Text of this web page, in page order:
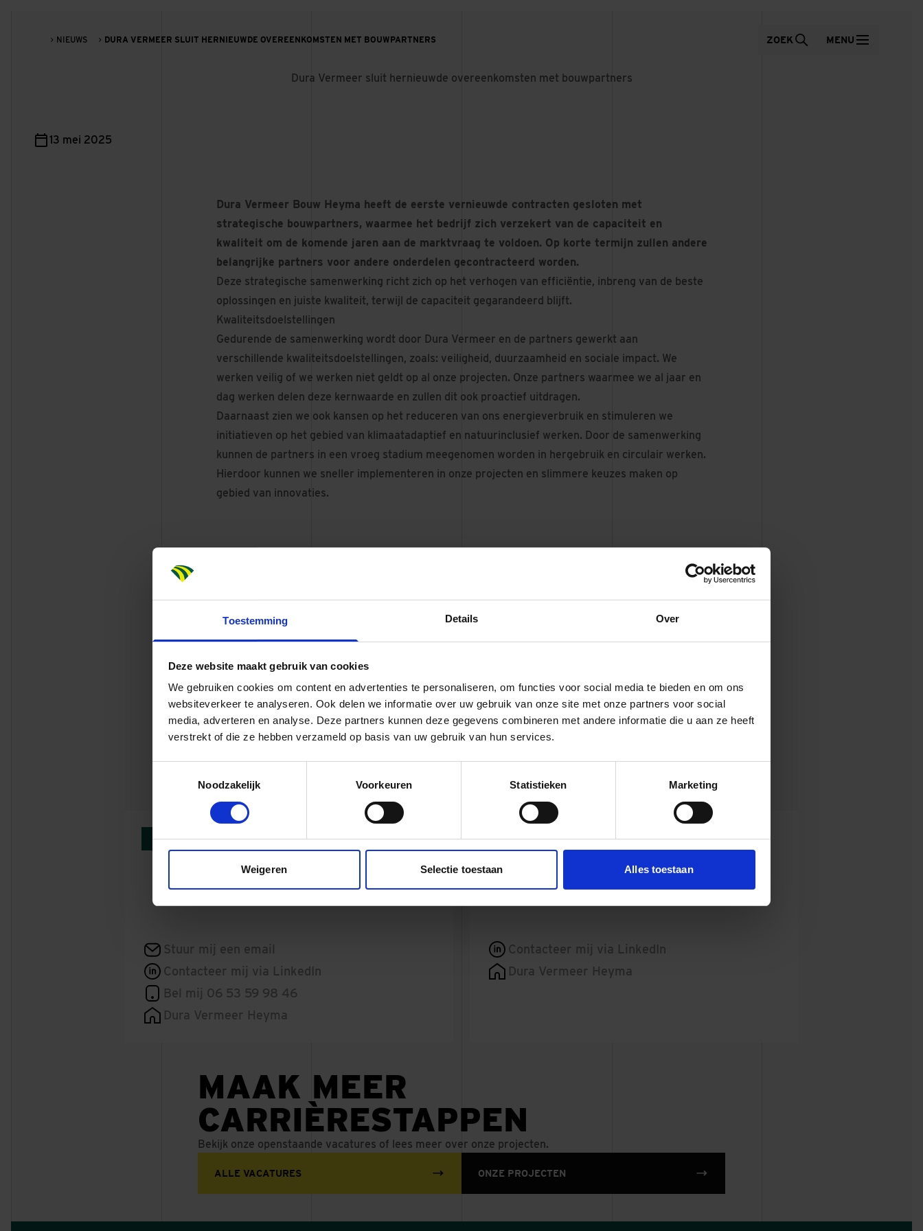
Toestemming Details Over
Deze website maakt gebruik van cookies
We gebruiken cookies om content en advertenties te personaliseren, om functies voor social media te bieden en om ons
websiteverkeer te analyseren. Ook delen we informatie over uw gebruik van onze site met onze partners voor social
media, adverteren en analyse. Deze partners kunnen deze gegevens combineren met andere informatie die u aan ze heeft
verstrekt of die ze hebben verzameld op basis van uw gebruik van hun services.
Noodzakelijk
Voorkeuren Statistieken Marketing
Weigeren Selectie toestaan Alles toestaan
NIEUWS DURA VERMEER SLUIT HERNIEUWDE OVEREENKOMSTEN MET BOUWPARTNERS ZOEK MENU
Dura Vermeer sluit hernieuwde overeenkomsten met bouwpartners
13 mei 2025
Dura Vermeer Bouw Heyma heeft de eerste vernieuwde contracten gesloten met
strategische bouwpartners, waarmee het bedrijf zich verzekert van de capaciteit en
kwaliteit om de komende jaren aan de marktvraag te voldoen. Op korte termijn zullen andere
belangrijke partners voor andere onderdelen gecontracteerd worden.
Deze strategische samenwerking richt zich op het verhogen van efficiëntie, inbreng van de beste
oplossingen en juiste kwaliteit, terwijl de capaciteit gegarandeerd blijft.
Kwaliteitsdoelstellingen
Gedurende de samenwerking wordt door Dura Vermeer en de partners gewerkt aan
verschillende kwaliteitsdoelstellingen, zoals: veiligheid, duurzaamheid en sociale impact. We
werken veilig of we werken niet geldt op al onze projecten. Onze partners waarmee we al jaar en
dag werken delen deze kernwaarde en zullen dit ook proactief uitdragen.
Daarnaast zien we ook kansen op het reduceren van ons energieverbruik en stimuleren we
initiatieven op het gebied van klimaatadaptief en natuurinclusief werken. Door de samenwerking
kunnen de partners in een vroeg stadium meegenomen worden in hergebruik en circulair werken.
Hierdoor kunnen we sneller implementeren in onze projecten en slimmere keuzes maken op
gebied van innovaties.
Wilfred Lansbergen, directeur Dura Vermeer Bouw Heyma: ‘We zijn erg blij om met de partners,
waarmee we al jaren samenwerken, de volgende stappen te kunnen gaan zetten. Gezamenlijk
werken we met dezelfde passie aan bestaand vastgoed dit om de continuïteit te borgen met als
doel: tevreden klanten.
We zijn blij dat we onze samenwerking kunnen bekrachtigen middels deze overeenkomsten. De
overeenkomsten zijn op willekeurige volgorde afgesloten met Beers Elektro, Elektro Groeneweg,
Giesbers, Kruiswijk, RVE Hoveniers Zondervan en Hinfelaar. In uitbreiding op onze bestaande
BOUW EN VASTGOED
Wilfred Lansbergen
Titulair directeur Dura Vermeer Heyma
Stuur mij een email
Contacteer mij via LinkedIn
Bel mij 06 53 59 98 46
Dura Vermeer Heyma
BOUW EN VASTGOED
Caroline Danyluk
Contacteer mij via LinkedIn
Dura Vermeer Heyma
MAAK MEER
CARRIÈRESTAPPEN
Bekijk onze openstaande vacatures of lees meer over onze projecten.
ALLE VACATURES ONZE PROJECTEN